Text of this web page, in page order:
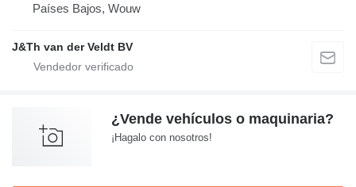
Países Bajos, Wouw
J&Th van der Veldt BV
¿Vende vehículos o maquinaria?
¡Hagalo con nosotros!